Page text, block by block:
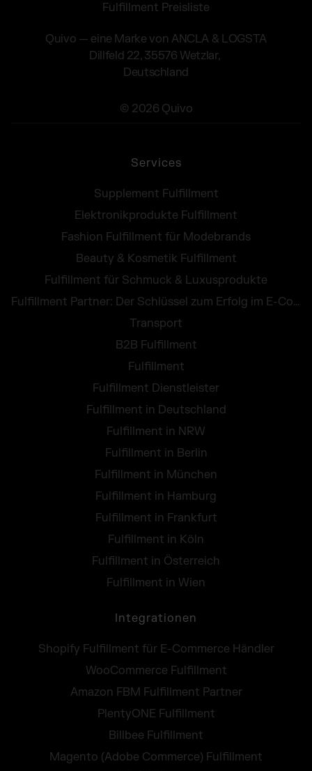
Fulfillment Preisliste
Quivo — eine Marke von ANCLA & LOGSTA
Dillfeld 22, 35576 Wetzlar,
Deutschland
© 2026 Quivo
Services
Supplement Fulfillment
Elektronikprodukte Fulfillment
Fashion Fulfillment für Modebrands
Beauty & Kosmetik Fulfillment
Fulfillment für Schmuck & Luxusprodukte
Fulfillment Partner: Der Schlüssel zum Erfolg im E-Commerce
Transport
B2B Fulfillment
Fulfillment
Fulfillment Dienstleister
Fulfillment in Deutschland
Fulfillment in NRW
Fulfillment in Berlin
Fulfillment in München
Fulfillment in Hamburg
Fulfillment in Frankfurt
Fulfillment in Köln
Fulfillment in Österreich
Fulfillment in Wien
Integrationen
Shopify Fulfillment für E-Commerce Händler
WooCommerce Fulfillment
Amazon FBM Fulfillment Partner
PlentyONE Fulfillment
Billbee Fulfillment
Magento (Adobe Commerce) Fulfillment